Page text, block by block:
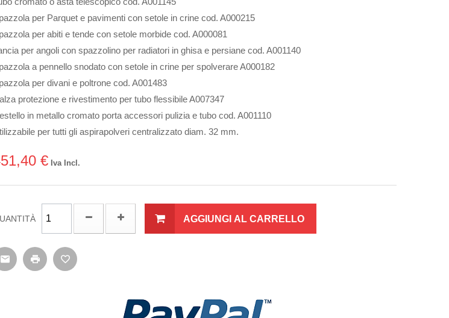
per Parquet e pavimenti con setole in crine cod. A000215
per abiti e tende con setole morbide cod. A000081
per angoli con spazzolino per radiatori in ghisa e persiane cod. A001140
a pennello snodato con setole in crine per spolverare A000182
per divani e poltrone cod. A001483
protezione e rivestimento per tubo flessibile A007347
in metallo cromato porta accessori pulizia e tubo cod. A001110
per tutti gli aspirapolveri centralizzato diam. 32 mm.
€ Iva Incl.
AGGIUNGI AL CARRELLO